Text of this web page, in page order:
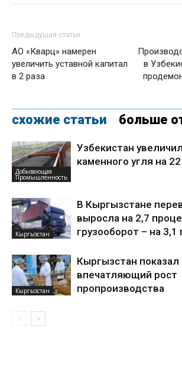
Предыдущая статья
АО «Кварц» намерен
увеличить уставной капитал
в 2 раза
в
схожие статьи больше
Добывающая
Промышленность
Узбекистан
каменного угля на
Кыргызстан
В Кыргызстане
выросла на 2,7
грузооборот – на 3,1
Кыргызстан
Кыргызстан показал
впечатляющий рост
пропроизводства